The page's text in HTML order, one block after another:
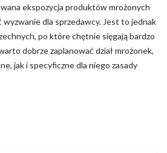
ekspozycja produktów mrożonych
dla sprzedawcy. Jest to jednak
po które chętnie sięgają bardzo
dobrze zaplanować dział mrożonek,
jak i specyficzne dla niego zasady